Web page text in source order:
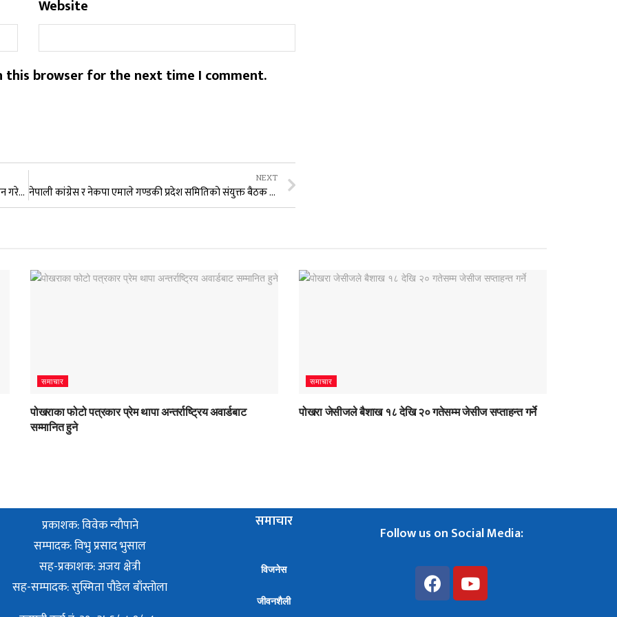
Website
this browser for the next time I comment.
समिट धौलागिरी : नेपाल सरकारले पर्यटक स्तरको मान्यता प्रदान गरेको बागलुङको पहिलो र एक मात्र होटल
NEXT
नेपाली कांग्रेस र नेकपा एमाले गण्डकी प्रदेश समितिको संयुक्त बैठक सम्पन्न
समाचार
पोखराका फोटो पत्रकार प्रेम थापा अन्तर्राष्ट्रिय अवार्डबाट
सम्मानित हुने
समाचार
पोखरा जेसीजले बैशाख १८ देखि २० गतेसम्म जेसीज सप्ताहन्त गर्ने
प्रकाशक: विवेक न्याैपाने
सम्पादक: विभु प्रसाद भुसाल
सह-प्रकाशक: अजय क्षेत्री
सह-सम्पादक: सुस्मिता पौडेल बाँस्तोला
समाचार
विजनेस
जीवनशैली
Follow us on Social Media: